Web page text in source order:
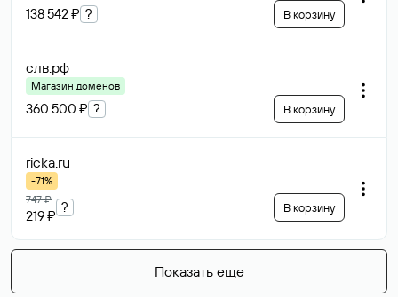
138 542 ₽ ? В корзину
слв.рф
Магазин доменов
360 500 ₽ ? В корзину
ricka.ru
-71%
747 ₽
219 ₽
? В корзину
Показать еще